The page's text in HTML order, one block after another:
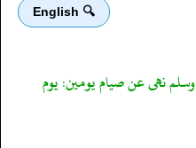
🔍 English
وسلم نهى عن صيام يومين: يوم